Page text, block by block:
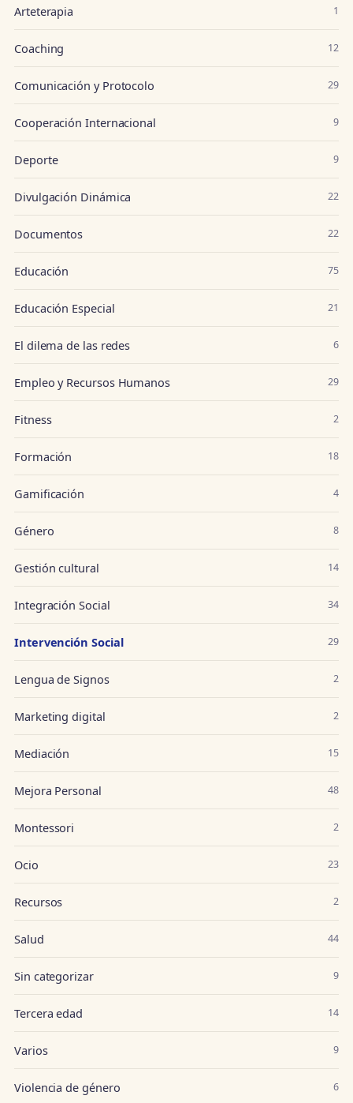
Arteterapia 1
Coaching 12
Comunicación y Protocolo 29
Cooperación Internacional 9
Deporte 9
Divulgación Dinámica 22
Documentos 22
Educación 75
Educación Especial 21
El dilema de las redes 6
Empleo y Recursos Humanos 29
Fitness 2
Formación 18
Gamificación 4
Género 8
Gestión cultural 14
Integración Social 34
Intervención Social 29
Lengua de Signos 2
Marketing digital 2
Mediación 15
Mejora Personal 48
Montessori 2
Ocio 23
Recursos 2
Salud 44
Sin categorizar 9
Tercera edad 14
Varios 9
Violencia de género 6